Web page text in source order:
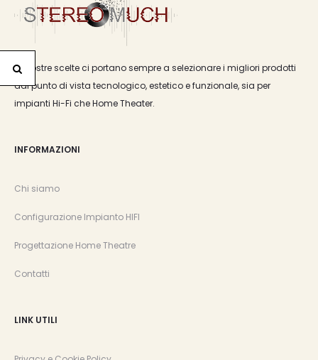
Le nostre scelte ci portano sempre a selezionare i migliori prodotti
dal punto di vista tecnologico, estetico e funzionale, sia per
impianti Hi-Fi che Home Theater.
INFORMAZIONI
Chi siamo
Configurazione Impianto HIFI
Progettazione Home Theatre
Contatti
LINK UTILI